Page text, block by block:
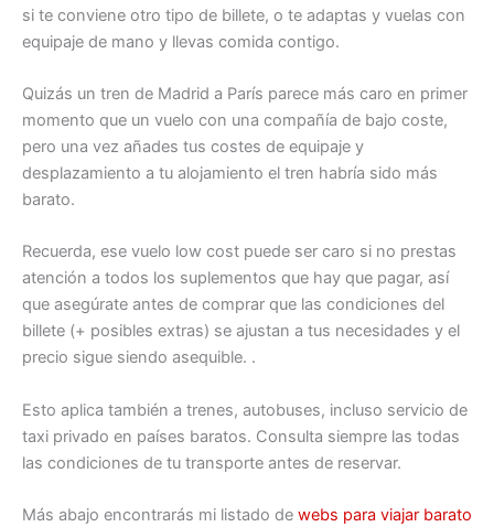
si te conviene otro tipo de billete, o te adaptas y vuelas con
equipaje de mano y llevas comida contigo.
Quizás un tren de Madrid a París parece más caro en primer
momento que un vuelo con una compañía de bajo coste,
pero una vez añades tus costes de equipaje y
desplazamiento a tu alojamiento el tren habría sido más
barato.
Recuerda, ese vuelo low cost puede ser caro si no prestas
atención a todos los suplementos que hay que pagar, así
que asegúrate antes de comprar que las condiciones del
billete (+ posibles extras) se ajustan a tus necesidades y el
precio sigue siendo asequible. .
Esto aplica también a trenes, autobuses, incluso servicio de
taxi privado en países baratos. Consulta siempre las todas
las condiciones de tu transporte antes de reservar.
Más abajo encontrarás mi listado de webs para viajar barato